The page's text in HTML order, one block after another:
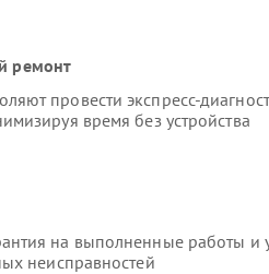
ремонт
провести экспресс-
время без устройства
на выполненные работы и
неисправностей